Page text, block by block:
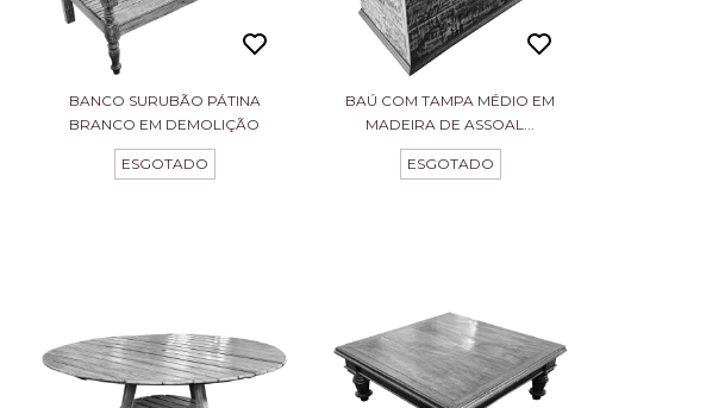
BANCO SURUBÃO PÁTINA
BRANCO EM DEMOLIÇÃO
ESGOTADO
BAÚ COM TAMPA MÉDIO EM
MADEIRA DE ASSOAL...
ESGOTADO